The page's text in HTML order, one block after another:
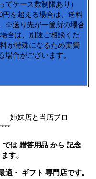
ケース数制限あり）
円を超える場合は、送料
※送り先が一箇所の場合
合は、別途ご相談くだ
が特殊になるため実費
場合がございます。
妹店と当店ブロ
は 贈答用品 から 記念
す。
・ ギフト 専門店です。